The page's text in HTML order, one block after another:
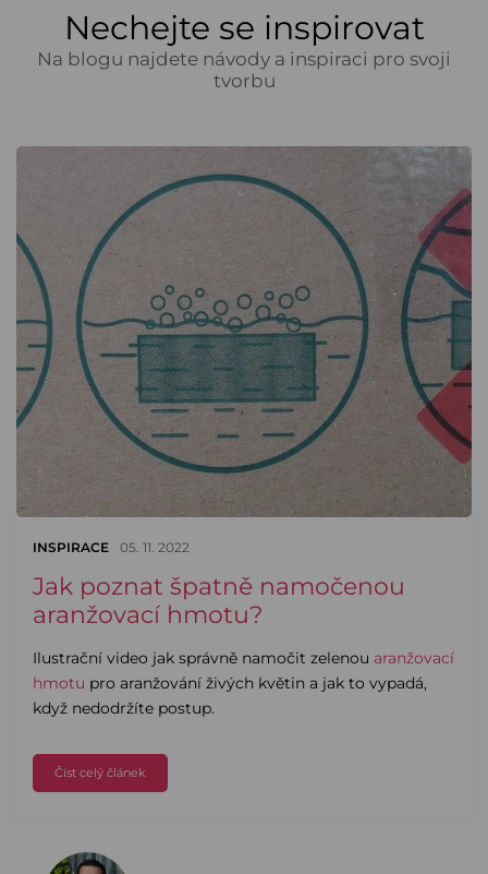
Nechejte se inspirovat
Na blogu najdete návody a inspiraci pro svoji
tvorbu
INSPIRACE 05. 11. 2022
Jak poznat špatně namočenou
aranžovací hmotu?
Ilustrační video jak správně namočit zelenou aranžovací
hmotu pro aranžování živých květin a jak to vypadá,
když nedodržíte postup.
Číst celý článek